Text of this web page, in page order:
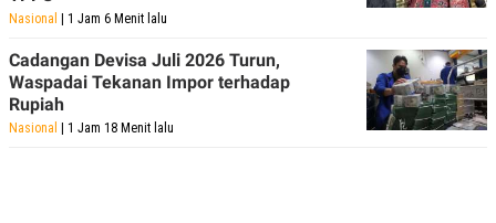
E
E
R
I
S
I
N
G
Nasional | 1 Jam 6 Menit lalu
Cadangan Devisa Juli 2026 Turun,
Waspadai Tekanan Impor terhadap
Rupiah
Nasional | 1 Jam 18 Menit lalu